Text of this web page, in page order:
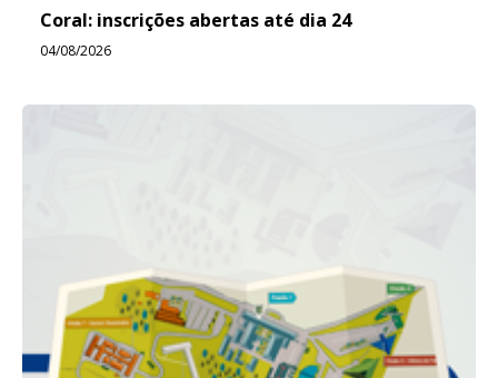
Coral: inscrições abertas até dia 24
04/08/2026